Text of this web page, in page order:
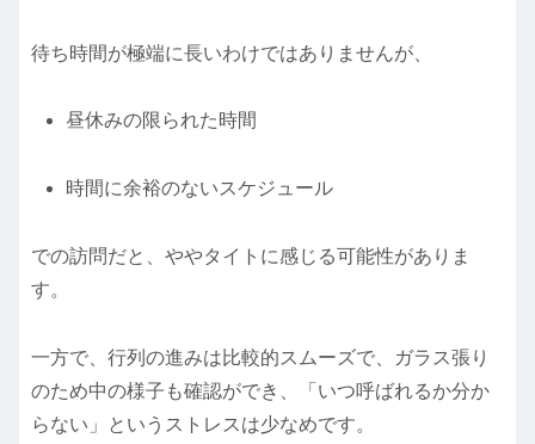
待ち時間が極端に長いわけではありませんが、
昼休みの限られた時間
時間に余裕のないスケジュール
での訪問だと、ややタイトに感じる可能性がありま
す。
一方で、行列の進みは比較的スムーズで、ガラス張り
のため中の様子も確認ができ、「いつ呼ばれるか分か
らない」というストレスは少なめです。